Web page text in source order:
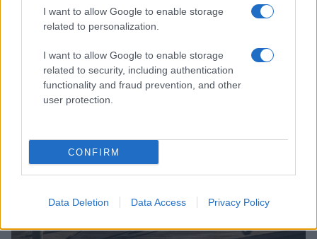
I want to allow Google to enable storage
related to personalization.
I want to allow Google to enable storage
related to security, including authentication
functionality and fraud prevention, and other
user protection.
CONFIRM
Data Deletion Data Access Privacy Policy
Come riconoscere e risolvere i problemi della lavanda
Beatrice Bonaventura · 6 Ago 2026
BENESSERE